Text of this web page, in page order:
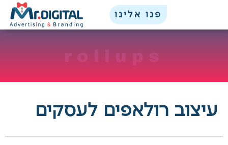
פנו אלינו
rollups
עיצוב רולאפים לעסקים